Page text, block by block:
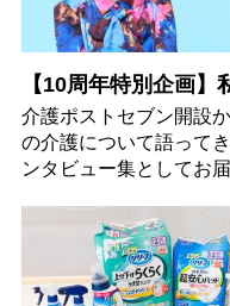
【10周年特別企画】
介護ポストセブン開設
の介護について語って
ンタビュー集としてお